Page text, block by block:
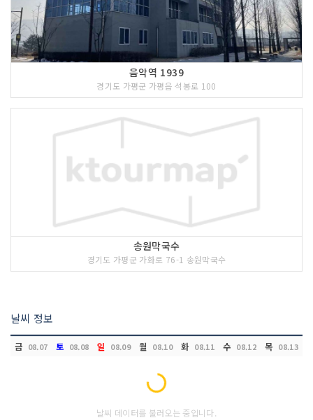
음악역 1939
경기도 가평군 가평읍 석봉로 100
송원막국수
경기도 가평군 가화로 76-1 송원막국수
날씨 정보
금 08.07 토 08.08 일 08.09 월 08.10 화 08.11 수 08.12 목 08.13
Loading...
날씨 데이터를 불러오는 중입니다.